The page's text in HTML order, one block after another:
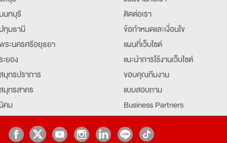
นทบุรี
ทุมธานี
ระนครศรีอยุธยา
ยอง
มุทรปราการ
มุทรสาคร
คม
ติดต่อเรา
ข้อกำหนดและเงื่อนไข
แผนที่เว็บไซต์
แนะนำการใช้งานเว็บไซต์
ขอบคุณทีมงาน
แบบสอบถาม
Business Partners
Job Index